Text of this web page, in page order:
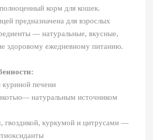
корм для кошек.
предназначена для взрослых
— натуральные, вкусные,
здоровому ежедневному питанию.
куриной печени
натуральным источником
гвоздикой, куркумой и цитрусами —